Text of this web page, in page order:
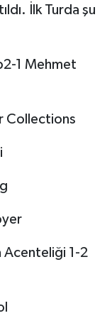
İlk Turda şu
1 Mehmet
Collections
Acenteliği 1-2